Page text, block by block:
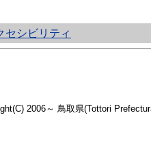
セシビリティ
2006～ 鳥取県(Tottori